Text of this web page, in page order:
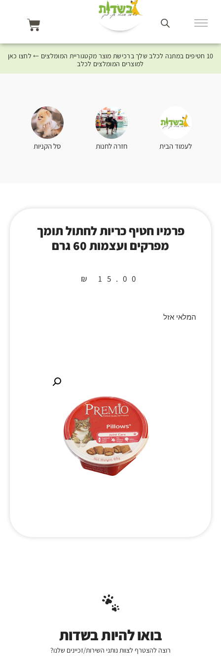
10 חטיפים במתנה לכלב שלך ברכישת מוצר מקטגוריית המומלצים ⤎ לחצו כאן
למוצרים המומלצים לכלב
לעמוד הבית חזרה לחנות סל הקניות
פרמיו חטיף כריות לחתול תומך
מפרקים ועצמות 60 גרם
₪ 15.00
המלאי אזל
בואו להיות בשדות
רוצה להצטרף לצוות נותני השירות/זכיינים שלנו?